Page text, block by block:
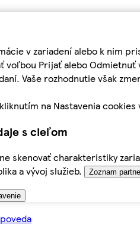
v zariadení alebo k nim
voľbou Prijať alebo
Vaše rozhodnutie však
na Nastavenia
s cieľom
skenovať charakteristiky
a vývoj služieb.
Zoznam